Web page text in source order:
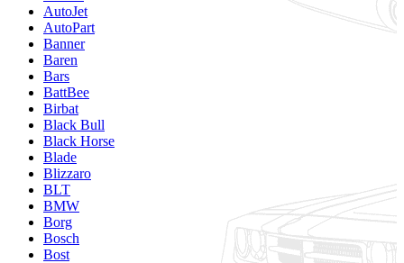
AutoJet
AutoPart
Banner
Baren
Bars
BattBee
Birbat
Black Bull
Black Horse
Blade
Blizzaro
BLT
BMW
Borg
Bosch
Bost